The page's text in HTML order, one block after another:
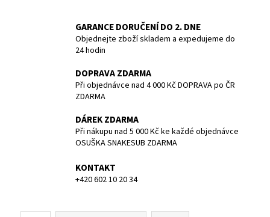
GARANCE DORUČENÍ DO 2. DNE
Objednejte zboží skladem a expedujeme do
24 hodin
DOPRAVA ZDARMA
Při objednávce nad 4 000 Kč DOPRAVA po ČR
ZDARMA
DÁREK ZDARMA
Při nákupu nad 5 000 Kč ke každé objednávce
OSUŠKA SNAKESUB ZDARMA
KONTAKT
+420 602 10 20 34